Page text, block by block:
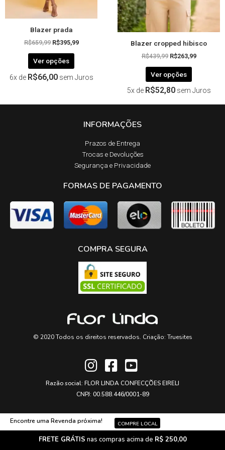
Blazer prada
R$659,99 R$395,99
Ver opções
página
produto
6x de R$66,00 sem Juros
Blazer cropped hibisco
R$439,99 R$263,99
Ver opções
na
página
do
produto
5x de R$52,80 sem Juros
INFORMAÇÕES
Prazos de Entrega​
Trocas e Devoluções​
Segurança e Privacidade
FORMAS DE PAGAMENTO
COMPRA SEGURA
© 2020 Todos os direitos reservados. Criação: Truesites
Razão social: FLOR LINDA CONFECÇÕES EIRELI
CNPJ: 00.588.446/0001-89
Encontre uma Revenda próxima! COMPRE LOCAL
FRETE GRÁTIS nas compras acima de R$ 250,00